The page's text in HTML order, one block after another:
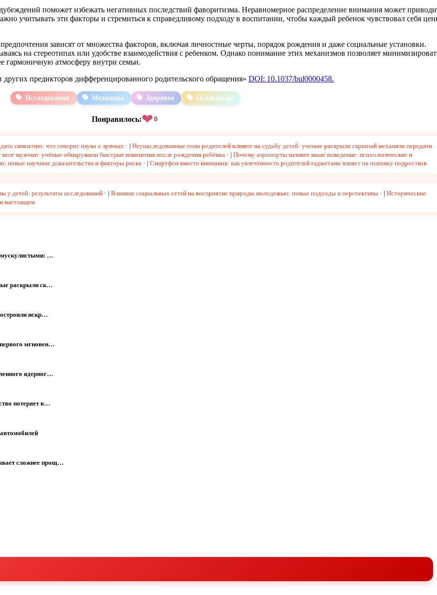
поможет избежать негативных последствий фаворитизма. Неравномерное распределение внимания может
учитывать эти факторы и стремиться к справедливому подходу в воспитании, чтобы каждый ребенок чувствовал себя
зависят от множества факторов, включая личностные черты, порядок рождения и даже социальные установки.
на стереотипах или удобстве взаимодействия с ребенком. Однако понимание этих механизмов позволяет
гармоничную атмосферу внутри семьи.
других предикторов дифференцированного родительского обращения» DOI: 10.1037/bul0000458.
Исследования Медицина Здоровье Психология
Понравилось:❤0
симпатию: что говорит наука о зрачках | Неунаследованные гены родителей влияют на судьбу детей: ученые раскрыли скрытый механизм передачи
мозг мужчин: учёные обнаружили быстрые изменения после рождения ребёнка | Почему аэропорты меняют наше поведение: психологические и
новые научные доказательства и факторы риска | Смартфон вместо внимания: как увлечённость родителей гаджетами влияет на психику подростков
у детей: результаты исследований | Влияние социальных сетей на восприятие природы молодежью: новые подходы и перспективы | Исторические
настоящем
мускулистыми: …
раскрыли ск…
искр…
мгновен…
ядерног…
потеряет в…
сложнее прощ…